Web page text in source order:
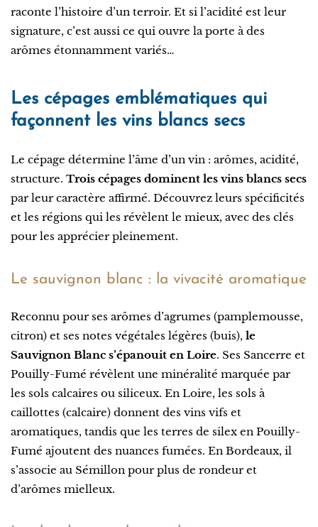
raconte l’histoire d’un terroir. Et si l’acidité est leur
signature, c’est aussi ce qui ouvre la porte à des
arômes étonnamment variés…
Les cépages emblématiques qui
façonnent les vins blancs secs
Le cépage détermine l’âme d’un vin : arômes, acidité,
structure. Trois cépages dominent les vins blancs secs
par leur caractère affirmé. Découvrez leurs spécificités
et les régions qui les révèlent le mieux, avec des clés
pour les apprécier pleinement.
Le sauvignon blanc : la vivacité aromatique
Reconnu pour ses arômes d’agrumes (pamplemousse,
citron) et ses notes végétales légères (buis), le
Sauvignon Blanc s’épanouit en Loire. Ses Sancerre et
Pouilly-Fumé révèlent une minéralité marquée par
les sols calcaires ou siliceux. En Loire, les sols à
caillottes (calcaire) donnent des vins vifs et
aromatiques, tandis que les terres de silex en Pouilly-
Fumé ajoutent des nuances fumées. En Bordeaux, il
s’associe au Sémillon pour plus de rondeur et
d’arômes mielleux.